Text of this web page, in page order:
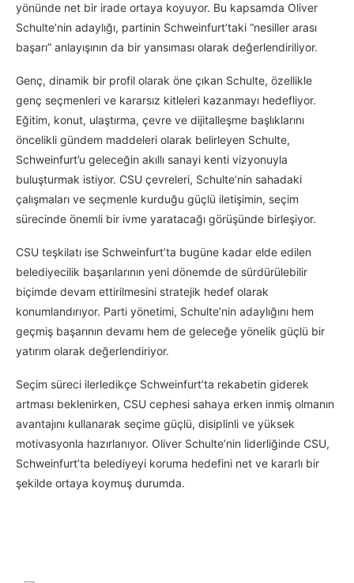
yönünde net bir irade ortaya koyuyor. Bu kapsamda Oliver
Schulte’nin adaylığı, partinin Schweinfurt’taki “nesiller arası
başarı” anlayışının da bir yansıması olarak değerlendiriliyor.
Genç, dinamik bir profil olarak öne çıkan Schulte, özellikle
genç seçmenleri ve kararsız kitleleri kazanmayı hedefliyor.
Eğitim, konut, ulaştırma, çevre ve dijitalleşme başlıklarını
öncelikli gündem maddeleri olarak belirleyen Schulte,
Schweinfurt’u geleceğin akıllı sanayi kenti vizyonuyla
buluşturmak istiyor. CSU çevreleri, Schulte’nin sahadaki
çalışmaları ve seçmenle kurduğu güçlü iletişimin, seçim
sürecinde önemli bir ivme yaratacağı görüşünde birleşiyor.
CSU teşkilatı ise Schweinfurt’ta bugüne kadar elde edilen
belediyecilik başarılarının yeni dönemde de sürdürülebilir
biçimde devam ettirilmesini stratejik hedef olarak
konumlandırıyor. Parti yönetimi, Schulte’nin adaylığını hem
geçmiş başarının devamı hem de geleceğe yönelik güçlü bir
yatırım olarak değerlendiriyor.
Seçim süreci ilerledikçe Schweinfurt’ta rekabetin giderek
artması beklenirken, CSU cephesi sahaya erken inmiş olmanın
avantajını kullanarak seçime güçlü, disiplinli ve yüksek
motivasyonla hazırlanıyor. Oliver Schulte’nin liderliğinde CSU,
Schweinfurt’ta belediyeyi koruma hedefini net ve kararlı bir
şekilde ortaya koymuş durumda.